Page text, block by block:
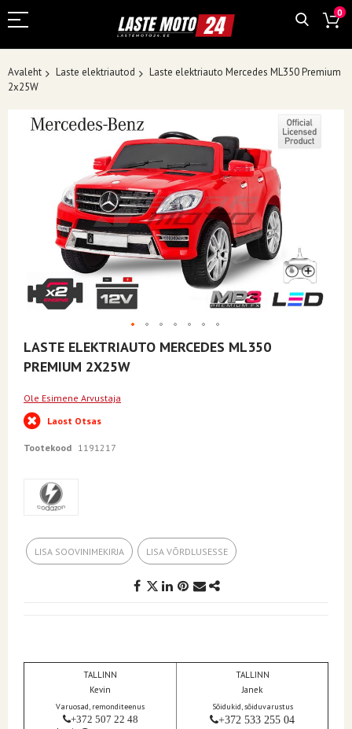
0
Avaleht Laste elektriautod
Laste elektriauto Mercedes ML350 Premium
2x25W
Skip
to
Skip
to
the
of
the
images
LASTE ELEKTRIAUTO MERCEDES ML350
PREMIUM 2X25W
Ole Esimene Arvustaja
Laost Otsas
Tootekood 1191217
LISA SOOVINIMEKIRJA LISA VÕRDLUSESSE
TALLINN
Kevin
Varuosad, remonditeenus
+372 507 22 48
TALLINN
Janek
Sõidukid, sõiduvarustus
+372 533 255 04